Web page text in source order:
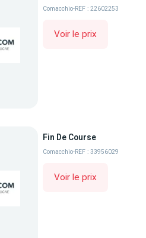
Comacchio-REF : 22602253
Voir le prix
Fin De Course
Comacchio-REF : 33956029
Voir le prix